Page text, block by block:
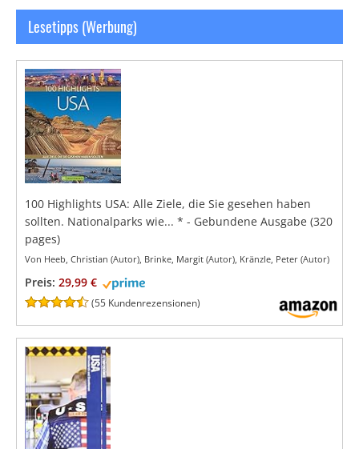
Lesetipps (Werbung)
100 Highlights USA: Alle Ziele, die Sie gesehen haben
sollten. Nationalparks wie... * - Gebundene Ausgabe (320
pages)
Von Heeb, Christian (Autor), Brinke, Margit (Autor), Kränzle, Peter (Autor)
Preis: 29,99 €
(55 Kundenrezensionen)